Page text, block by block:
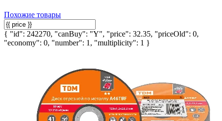
Похожие товары
{ "id": 242270, "canBuy": "Y", "price": 32.35, "priceOld": 0,
"economy": 0, "number": 1, "multiplicity": 1 }